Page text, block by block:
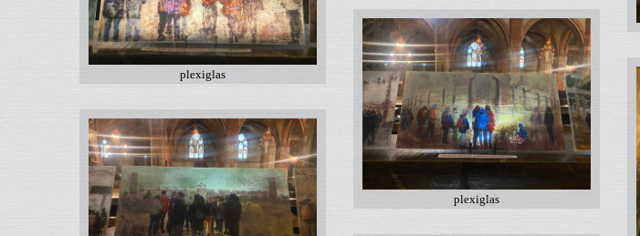
plexiglas
plexiglas